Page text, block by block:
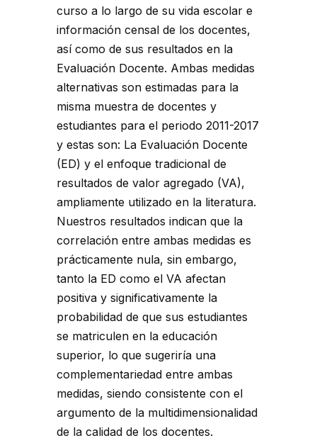
curso a lo largo de su vida escolar e
información censal de los docentes,
así como de sus resultados en la
Evaluación Docente. Ambas medidas
alternativas son estimadas para la
misma muestra de docentes y
estudiantes para el periodo 2011-2017
y estas son: La Evaluación Docente
(ED) y el enfoque tradicional de
resultados de valor agregado (VA),
ampliamente utilizado en la literatura.
Nuestros resultados indican que la
correlación entre ambas medidas es
prácticamente nula, sin embargo,
tanto la ED como el VA afectan
positiva y significativamente la
probabilidad de que sus estudiantes
se matriculen en la educación
superior, lo que sugeriría una
complementariedad entre ambas
medidas, siendo consistente con el
argumento de la multidimensionalidad
de la calidad de los docentes.